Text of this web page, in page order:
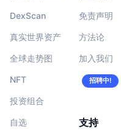
DexScan
真实世界资产
全球走势图
NFT
投资组合
自选
免责声明
方法论
加入我们
招聘中!
支持